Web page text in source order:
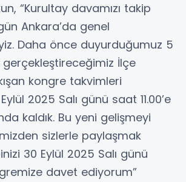
“Kurultay davamızı takip
Ankara’da genel
Daha önce duyurduğumuz 5
İlçe
kongre takvimleri
2025 Salı günü saat 11.00’e
kaldık. Bu yeni gelişmeyi
sizlerle paylaşmak
30 Eylül 2025 Salı günü
davet ediyorum”